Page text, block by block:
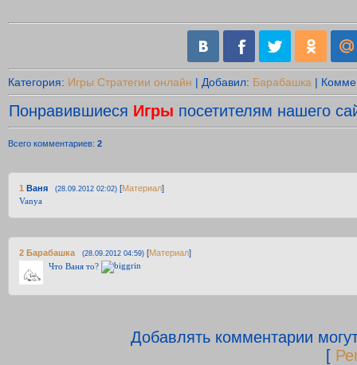
Категория: Игры Стратегии онлайн | Добавил: Барабашка |
Понравившиеся Игры посетителям нашего
Всего комментариев: 2
1 Ваня (28.09.2012 02:02) [Материал]
Vanya
2 Барабашка (28.09.2012 04:59) [Материал]
Что Ваня то?
Добавлять комментарии
[